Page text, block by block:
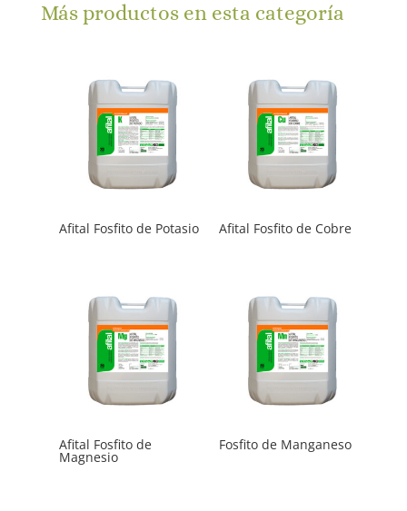
Más productos en esta categoría
Afital Fosfito de Potasio Afital Fosfito de Cobre
Afital Fosfito de
Magnesio
Fosfito de Manganeso